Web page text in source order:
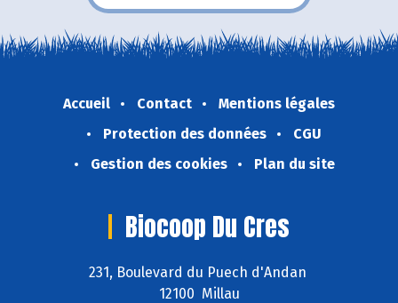
Accueil Contact
Mentions légales
Protection des données
CGU
Gestion des cookies
Plan du site
Biocoop Du Cres
231, Boulevard du Puech d'Andan
12100 Millau